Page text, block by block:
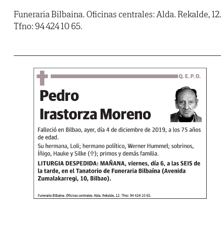
Funeraria Bilbaina. Oficinas centrales: Alda. Rekalde, 12.
Tfno: 94 424 10 65.